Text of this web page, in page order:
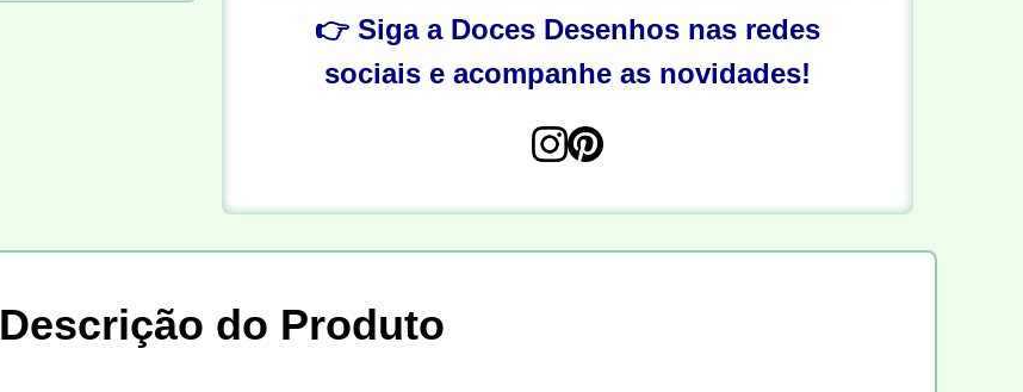
👉 Siga a Doces Desenhos nas redes
sociais e acompanhe as novidades!
Descrição do Produto